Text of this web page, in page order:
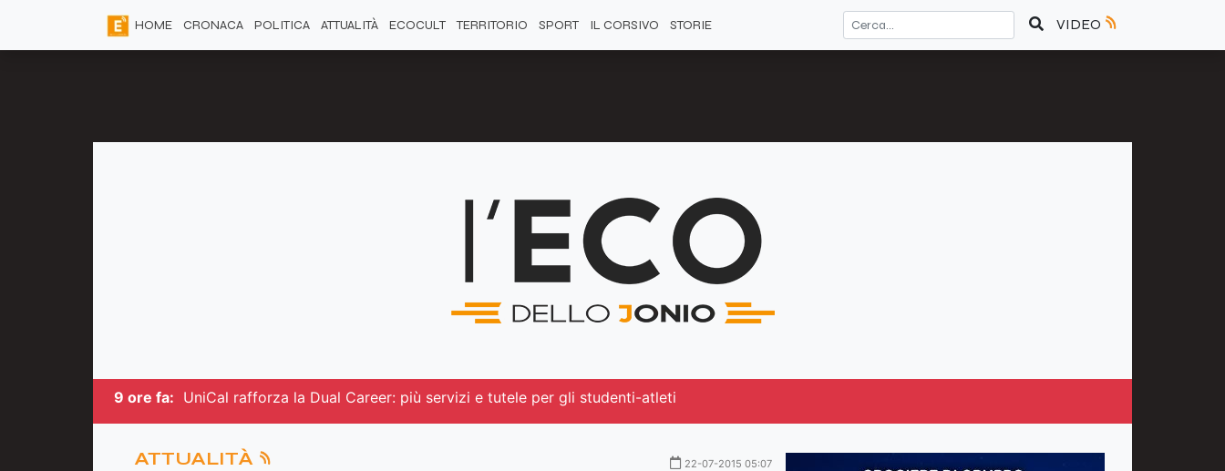
HOME CRONACA POLITICA ATTUALITÀ ECOCULT TERRITORIO SPORT IL CORSIVO STORIE VIDEO
9 ore fa: UniCal rafforza la Dual Career: più servizi e tutele per gli studenti-atleti
ATTUALITÀ 22-07-2015 05:07